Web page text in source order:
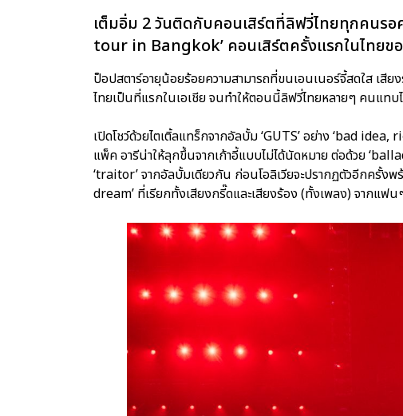
เต็มอิ่ม 2 วันติดกับคอนเสิร์ตที่ลิฟวี่ไทยทุกคนร
tour in Bangkok’ คอนเสิร์ตครั้งแรกในไทยข
ป็อปสตาร์อายุน้อยร้อยความสามารถที่ขนเอนเนอร์จี้สดใส เสี
ไทยเป็นที่แรกในเอเชีย จนทำให้ตอนนี้ลิฟวี่ไทยหลายๆ คนแท
เปิดโชว์ด้วยไตเติ้ลแทร็กจากอัลบั้ม ‘GUTS’ อย่าง ‘bad
แพ็ค อารีน่าให้ลุกขึ้นจากเก้าอี้แบบไม่ได้นัดหมาย ต่อด้วย
‘traitor’ จากอัลบั้มเดียวกัน ก่อนโอลิเวียจะปรากฏตัวอีกครั้ง
dream’ ที่เรียกทั้งเสียงกรี๊ดและเสียงร้อง (ทั้งเพลง) จากแ